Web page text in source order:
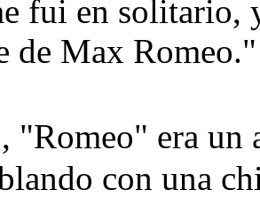
fui en solitario,
de Max Romeo."
"Romeo" era
con una